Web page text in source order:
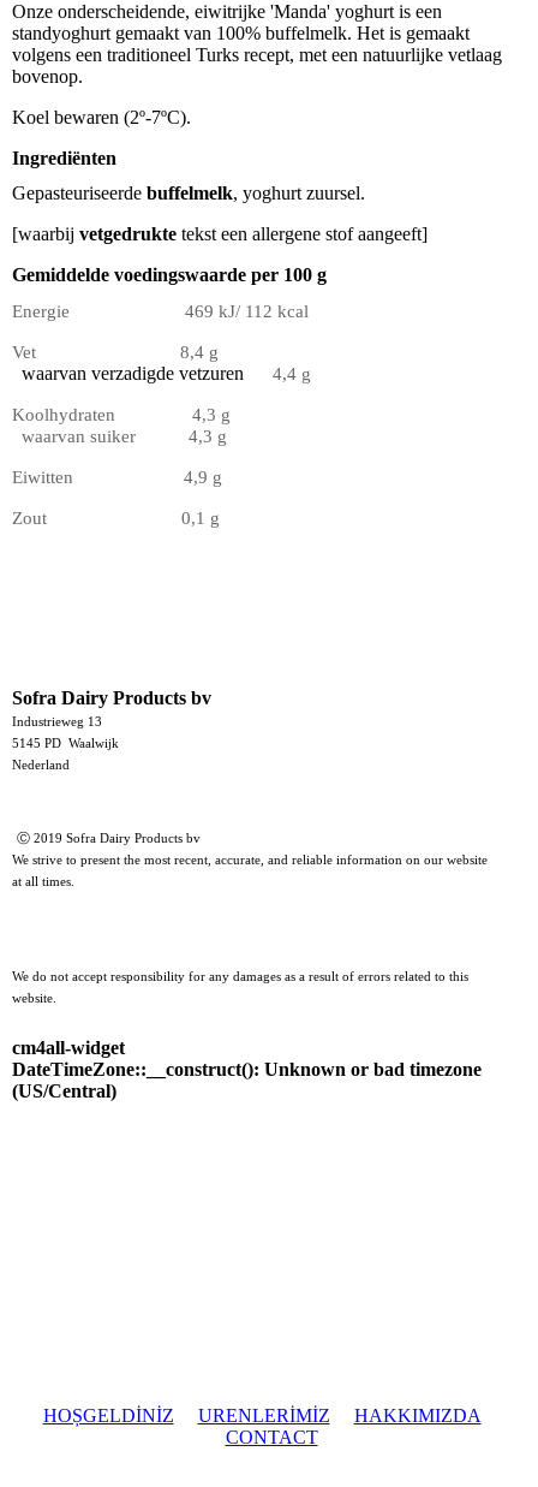
Onze onderscheidende, eiwitrijke 'Manda' yoghurt is een
standyoghurt gemaakt van 100% buffelmelk. Het is gemaakt
volgens een traditioneel Turks recept, met een natuurlijke vetlaag
bovenop.
Koel bewaren (2º-7ºC).
Ingrediënten
Gepasteuriseerde buffelmelk, yoghurt zuursel.
[waarbij vetgedrukte tekst een allergene stof aangeeft]
Gemiddelde voedingswaarde per 100 g
Energie 469 kJ/ 112 kcal
Vet 8,4 g
waarvan verzadigde vetzuren 4,4 g
Koolhydraten 4,3 g
waarvan suiker 4,3 g
Eiwitten 4,9 g
Zout 0,1 g
Sofra Dairy Products bv
Industrieweg 13
5145 PD Waalwijk
Nederland
Ⓒ 2019 Sofra Dairy Products bv
We strive to present the most recent, accurate, and reliable information on our website
at all times.
We do not accept responsibility for any damages as a result of errors related to this
website.
cm4all-widget
DateTimeZone::__construct(): Unknown or bad timezone
(US/Central)
HOȘGELDİNİZ URENLERİMİZ
HAKKIMIZDA
CONTACT